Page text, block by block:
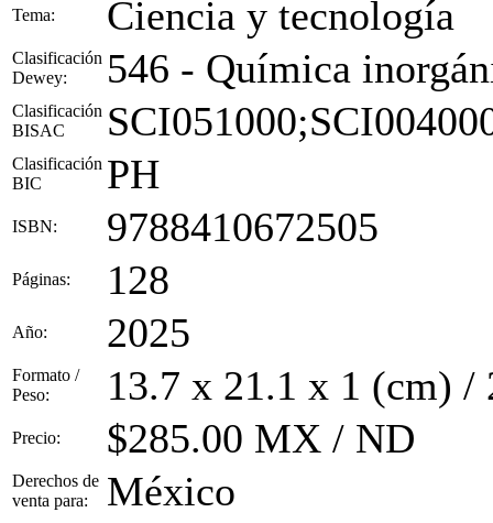
Tema: Ciencia y tecnología
Clasificación
Dewey:
546 - Química
Clasificación
BISAC
Clasificación
BIC
PH
ISBN: 9788410672505
Páginas: 128
Año: 2025
Formato /
Peso:
13.7 x 21.1 x 1 (cm) /
Precio: $285.00 MX / ND
Derechos de
venta para:
México